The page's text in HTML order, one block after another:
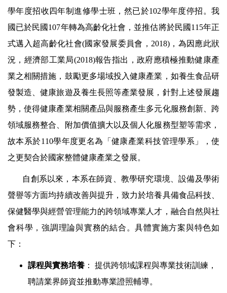
學年度招收四年制進修學士班，然已於102學年度停招。我
國已於民國107年轉為高齡化社會，並推估將於民國115年正
式邁入超高齡化社會(國家發展委員會，2018)，為因應此狀
況，經濟部工業局(2018)報告指出，政府應積極推動健康產
業之相關措施，鼓勵更多場域投入健康產業，如養生食品研
發製造、健康旅遊及養生長照等產業發展，針對上述發展趨
勢，使得健康產業相關產品與服務產生多元化服務創新、跨
領域服務整合、附加價值擴大以及個人化服務型塑等需求，
故本系於110學年度更名為「健康產業科技管理學系」，使
之更契合於國家整體健康產業之發展。
自創系以來，本系在師資、教學研究環境、設備及學術
聲譽等方面均持續改善與提升，致力於培養具備食品科技、
保健醫學與經營管理能力的跨領域專業人才，融合自然與社
會科學，強調理論與實務的結合。具體實施方案與特色如
下：
課程與實務培養 ： 提供跨領域課程與專業技術訓練，
聘請業界師資並推動專業證照輔導。